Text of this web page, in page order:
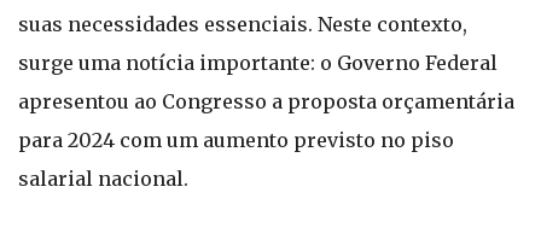
suas necessidades essenciais. Neste contexto,
surge uma notícia importante: o Governo Federal
apresentou ao Congresso a proposta orçamentária
para 2024 com um aumento previsto no piso
salarial nacional.